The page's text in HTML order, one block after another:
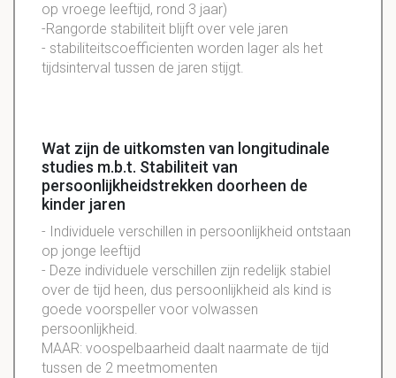
op vroege leeftijd, rond 3 jaar)
-Rangorde stabiliteit blijft over vele jaren
- stabiliteitscoefficienten worden lager als het
tijdsinterval tussen de jaren stijgt.
Wat zijn de uitkomsten van longitudinale
studies m.b.t. Stabiliteit van
persoonlijkheidstrekken doorheen de
kinder jaren
- Individuele verschillen in persoonlijkheid ontstaan
op jonge leeftijd
- Deze individuele verschillen zijn redelijk stabiel
over de tijd heen, dus persoonlijkheid als kind is
goede voorspeller voor volwassen
persoonlijkheid.
MAAR: voospelbaarheid daalt naarmate de tijd
tussen de 2 meetmomenten